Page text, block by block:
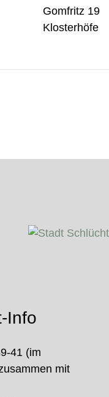
Gomfritz 19
Klosterhöfe
Info
41 (im
mit